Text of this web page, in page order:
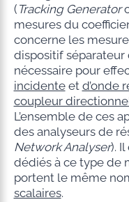
( Tracking Generator
mesures du
concerne les
dispositif séparateur
nécessaire pour
incidenteet d’onde
coupleur
L’ensemble de ces
des analyseurs de
Network Analyser).
dédiés à ce type de
portent le même
scalaires.